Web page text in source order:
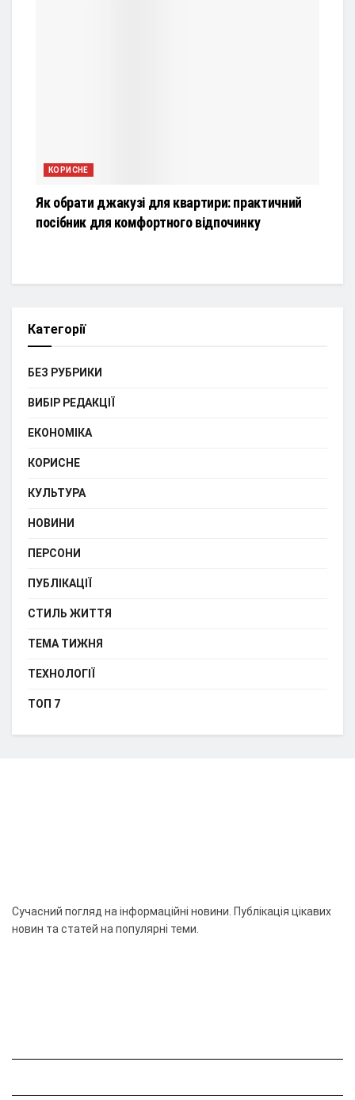
КОРИСНЕ
Як обрати джакузі для квартири: практичний
посібник для комфортного відпочинку
Категорії
БЕЗ РУБРИКИ
ВИБІР РЕДАКЦІЇ
ЕКОНОМІКА
КОРИСНЕ
КУЛЬТУРА
НОВИНИ
ПЕРСОНИ
ПУБЛІКАЦІЇ
СТИЛЬ ЖИТТЯ
ТЕМА ТИЖНЯ
ТЕХНОЛОГІЇ
ТОП 7
Сучасний погляд на інформаційні новини. Публікація цікавих
новин та статей на популярні теми.